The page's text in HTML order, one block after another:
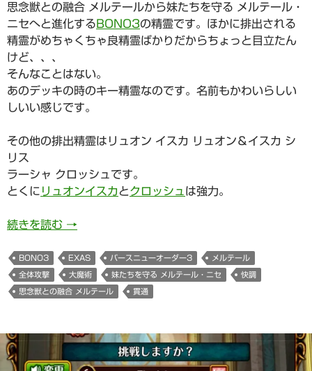
思念獣との融合 メルテールから妹たちを守る メルテール・
ニセへと進化するBONO3の精霊です。ほかに排出される
精霊がめちゃくちゃ良精霊ばかりだからちょっと目立たん
けど、、、
そんなことはない。
あのデッキの時のキー精霊なのです。名前もかわいらしい
しいい感じです。
その他の排出精霊はリュオン イスカ リュオン＆イスカ シ
リス
ラーシャ クロッシュです。
とくに リュオンイスカとクロッシュは強力。
続きを読む 妹たちを守る メルテール・ニセ(Birth Of
→
BONO3 EXAS バースニューオーダー3 メルテール
全体攻撃 大魔術 妹たちを守る メルテール・ニセ 快調
思念獣との融合 メルテール 貫通